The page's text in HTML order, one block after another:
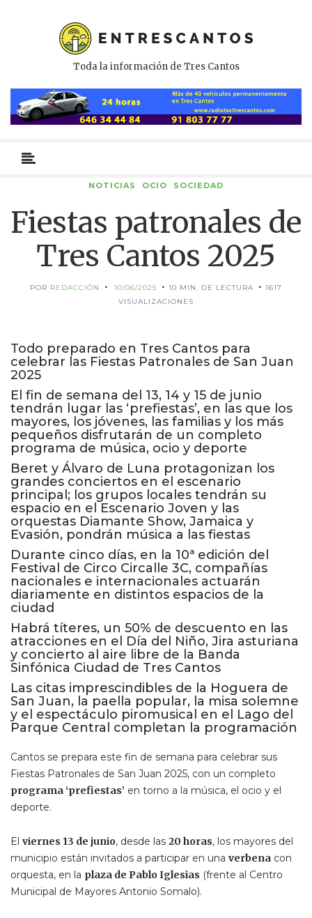
Toda la información de Tres Cantos
primario
NOTICIAS OCIO SOCIEDAD
Fiestas patronales de
Tres Cantos 2025
POR REDACCIÓN 10/06/2025 10 MIN. DE LECTURA
1617
VISUALIZACIONES
Todo preparado en Tres Cantos para
celebrar las Fiestas Patronales de San Juan
2025
El fin de semana del 13, 14 y 15 de junio
tendrán lugar las ‘prefiestas’, en las que los
mayores, los jóvenes, las familias y los más
pequeños disfrutarán de un completo
programa de música, ocio y deporte
Beret y Álvaro de Luna protagonizan los
grandes conciertos en el escenario
principal; los grupos locales tendrán su
espacio en el Escenario Joven y las
orquestas Diamante Show, Jamaica y
Evasión, pondrán música a las fiestas
Durante cinco días, en la 10ª edición del
Festival de Circo Circalle 3C, compañías
nacionales e internacionales actuarán
diariamente en distintos espacios de la
ciudad
Habrá títeres, un 50% de descuento en las
atracciones en el Día del Niño, Jira asturiana
y concierto al aire libre de la Banda
Sinfónica Ciudad de Tres Cantos
Las citas imprescindibles de la Hoguera de
San Juan, la paella popular, la misa solemne
y el espectáculo piromusical en el Lago del
Parque Central completan la programación
Cantos se prepara este fin de semana para celebrar sus
Fiestas Patronales de San Juan 2025, con un completo
programa ‘prefiestas’ en torno a la música, el ocio y el
deporte.
El viernes 13 de junio, desde las 20 horas, los mayores del
municipio están invitados a participar en una verbena con
orquesta, en la plaza de Pablo Iglesias (frente al Centro
Municipal de Mayores Antonio Somalo).